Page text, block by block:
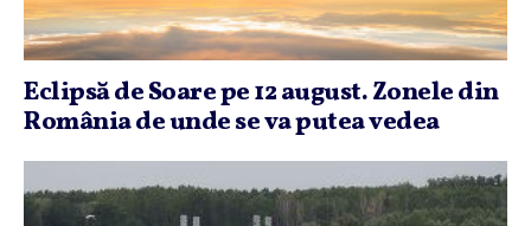
Eclipsă de Soare pe 12 august. Zonele din
România de unde se va putea vedea